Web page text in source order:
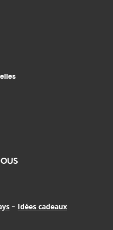
- Idées cadeaux